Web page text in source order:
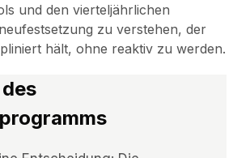
und den vierteljährlichen
zu verstehen, der
hält, ohne reaktiv zu werden.